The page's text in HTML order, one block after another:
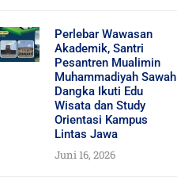
Perlebar Wawasan
Akademik, Santri
Pesantren Mualimin
Muhammadiyah Sawah
Dangka Ikuti Edu
Wisata dan Study
Orientasi Kampus
Lintas Jawa
Juni 16, 2026